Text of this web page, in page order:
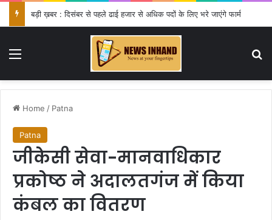
बड़ी ख़बर : दिसंबर से पहले ढाई हजार से अधिक पदों के लिए भरे जाएंगे फार्म
Menu
Home / Patna
Patna
जीकेसी सेवा-मानवाधिकार
प्रकोष्ठ ने अदालतगंज में किया
कंबल का वितरण